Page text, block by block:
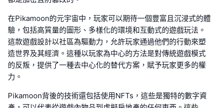
在Pikamoon的元宇宙中，玩家可以期待一個豐富且沉浸式的體
驗，包括高質量的圖形、多樣化的環境和互動式的遊戲玩法。
這款遊戲設計以社區為驅動力，允許玩家通過他們的行動來塑
造世界及其經濟。這種以玩家為中心的方法是對傳統遊戲模式
的反叛，提供了一種去中心化的替代方案，賦予玩家更多的權
力。
Pikamoon背後的技術還包括使用NFTs，這些是獨特的數字資